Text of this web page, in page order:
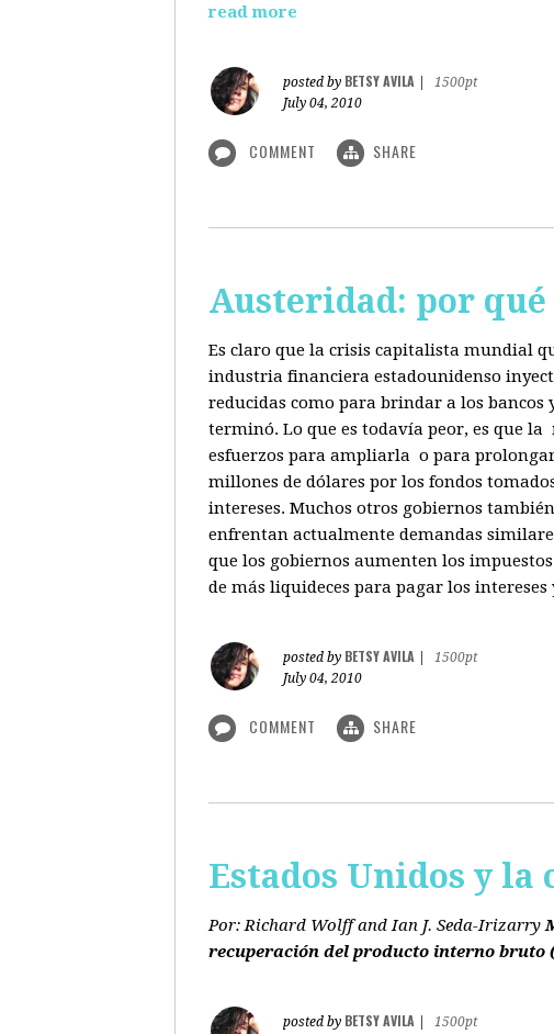
read more
posted by BETSY AVILA
1500pt
July 04, 2010
COMMENT SHARE
Austeridad: por
Es claro que la crisis capitalista mundial
industria financiera estadounidenso
reducidas como para brindar a los
terminó. Lo que es todavía peor, es que
esfuerzos para ampliarla o para
millones de dólares por los fondos
intereses. Muchos otros gobiernos
enfrentan actualmente demandas
que los gobiernos aumenten los
de más liquideces para pagar los
posted by BETSY AVILA
1500pt
July 04, 2010
COMMENT SHARE
Estados Unidos y
Por: Richard Wolff and Ian J. Seda-Irizarry
recuperación del producto interno bruto
posted by BETSY AVILA
1500pt